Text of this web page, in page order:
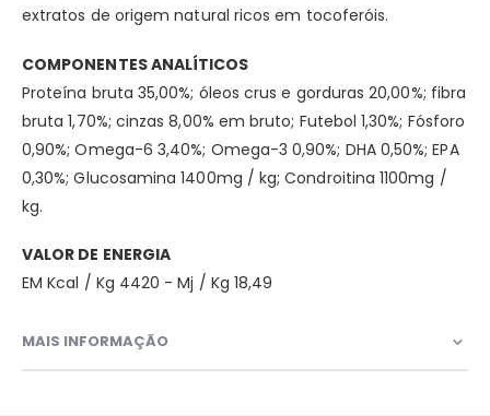
extratos de origem natural ricos em tocoferóis.
COMPONENTES ANALÍTICOS
Proteína bruta 35,00%; óleos crus e gorduras 20,00%; fibra
bruta 1,70%; cinzas 8,00% em bruto; Futebol 1,30%; Fósforo
0,90%; Omega-6 3,40%; Omega-3 0,90%; DHA 0,50%; EPA
0,30%; Glucosamina 1400mg / kg; Condroitina 1100mg /
kg.
VALOR DE ENERGIA
EM Kcal / Kg 4420 - Mj / Kg 18,49
MAIS INFORMAÇÃO